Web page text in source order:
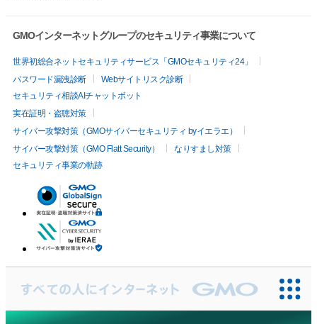
GMOインターネットグループのセキュリティ事業について
世界初総合ネットセキュリティサービス「GMOセキュリティ24」
パスワード漏洩診断
Webサイトリスク診断
セキュリティ相談AIチャットボット
実在証明・盗聴対策
サイバー攻撃対策（GMOサイバーセキュリティ byイエラエ）
サイバー攻撃対策（GMO Flatt Security）
なりすまし対策
セキュリティ事業の軌跡